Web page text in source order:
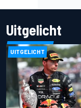
Uitgelicht
UITGELICHT